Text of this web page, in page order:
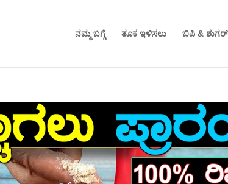
ನಮ್ಮ ಬಗ್ಗೆ ತೂಕ ಇಳಿಸಲು ಬಿಪಿ & ಶುಗರ್